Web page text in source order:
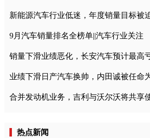
新能源汽车行业低迷，年度销量目标被
9月汽车销量排名全榜单||汽车行业关注
销量下滑业绩恶化，长安汽车预计最高
业绩下滑日产汽车换帅，内田诚被任命
合并发动机业务，吉利与沃尔沃将共享
热点新闻